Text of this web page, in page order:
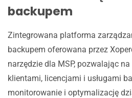
backupem
Zintegrowana platforma
backupem oferowana przez
narzędzie dla MSP, pozwalając
klientami, licencjami i usługami
monitorowanie i optymalizację